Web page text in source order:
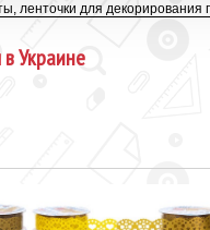
ленточки для декорирования
Украине